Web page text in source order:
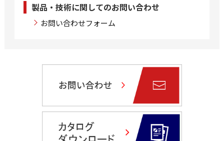
製品・技術に関してのお問い合わせ
お問い合わせフォーム